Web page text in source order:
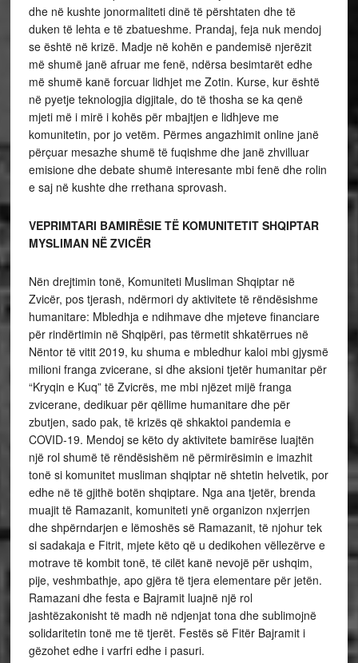
dhe në kushte jonormaliteti dinë të përshtaten dhe të
duken të lehta e të zbatueshme. Prandaj, feja nuk mendoj
se është në krizë. Madje në kohën e pandemisë njerëzit
më shumë janë afruar me fenë, ndërsa besimtarët edhe
më shumë kanë forcuar lidhjet me Zotin. Kurse, kur është
në pyetje teknologjia digjitale, do të thosha se ka qenë
mjeti më i mirë i kohës për mbajtjen e lidhjeve me
komunitetin, por jo vetëm. Përmes angazhimit online janë
përçuar mesazhe shumë të fuqishme dhe janë zhvilluar
emisione dhe debate shumë interesante mbi fenë dhe rolin
e saj në kushte dhe rrethana sprovash.
VEPRIMTARI BAMIRËSIE TË KOMUNITETIT SHQIPTAR
MYSLIMAN NË ZVICËR
Nën drejtimin tonë, Komuniteti Musliman Shqiptar në
Zvicër, pos tjerash, ndërmori dy aktivitete të rëndësishme
humanitare: Mbledhja e ndihmave dhe mjeteve financiare
për rindërtimin në Shqipëri, pas tërmetit shkatërrues në
Nëntor të vitit 2019, ku shuma e mbledhur kaloi mbi gjysmë
milioni franga zvicerane, si dhe aksioni tjetër humanitar për
“Kryqin e Kuq” të Zvicrës, me mbi njëzet mijë franga
zvicerane, dedikuar për qëllime humanitare dhe për
zbutjen, sado pak, të krizës që shkaktoi pandemia e
COVID-19. Mendoj se këto dy aktivitete bamirëse luajtën
një rol shumë të rëndësishëm në përmirësimin e imazhit
tonë si komunitet musliman shqiptar në shtetin helvetik, por
edhe në të gjithë botën shqiptare. Nga ana tjetër, brenda
muajit të Ramazanit, komuniteti ynë organizon nxjerrjen
dhe shpërndarjen e lëmoshës së Ramazanit, të njohur tek
si sadakaja e Fitrit, mjete këto që u dedikohen vëllezërve e
motrave të kombit tonë, të cilët kanë nevojë për ushqim,
pije, veshmbathje, apo gjëra të tjera elementare për jetën.
Ramazani dhe festa e Bajramit luajnë një rol
jashtëzakonisht të madh në ndjenjat tona dhe sublimojnë
solidaritetin tonë me të tjerët. Festës së Fitër Bajramit i
gëzohet edhe i varfri edhe i pasuri.